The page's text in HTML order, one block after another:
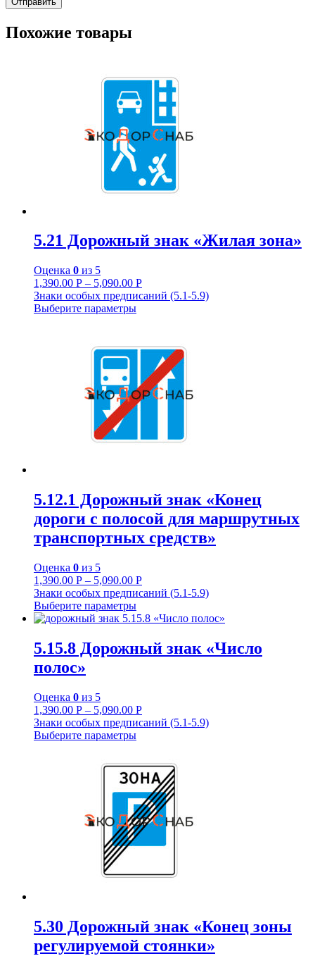
Похожие товары
5.21 Дорожный знак «Жилая зона»
Оценка 0 из 5
1,390.00 Р – 5,090.00 Р
Знаки особых предписаний (5.1-5.9)
Выберите параметры
5.12.1 Дорожный знак «Конец
дороги с полосой для маршрутных
транспортных средств»
Оценка 0 из 5
1,390.00 Р – 5,090.00 Р
Знаки особых предписаний (5.1-5.9)
Выберите параметры
5.15.8 Дорожный знак «Число
полос»
Оценка 0 из 5
1,390.00 Р – 5,090.00 Р
Знаки особых предписаний (5.1-5.9)
Выберите параметры
5.30 Дорожный знак «Конец зоны
регулируемой стоянки»